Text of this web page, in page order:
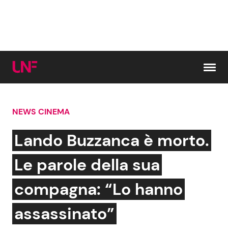
Cerca:
News e Cronaca
Attualità Italiana
Gossip e TV
Bellezze VIP
NEWS CINEMA
Lando Buzzanca è morto.
Le parole della sua
compagna: “Lo hanno
assassinato”